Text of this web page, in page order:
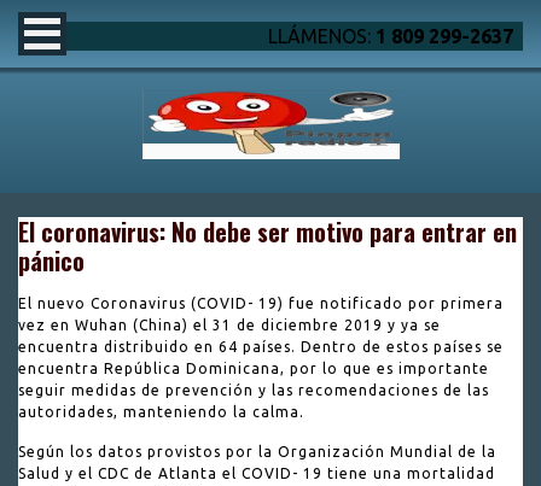
LLÁMENOS: 1 809 299-2637
El coronavirus: No debe ser motivo para entrar en
pánico
El nuevo Coronavirus (COVID- 19) fue notificado por primera
vez en Wuhan (China) el 31 de diciembre 2019 y ya se
encuentra distribuido en 64 países. Dentro de estos países se
encuentra República Dominicana, por lo que es importante
seguir medidas de prevención y las recomendaciones de las
autoridades, manteniendo la calma.
Según los datos provistos por la Organización Mundial de la
Salud y el CDC de Atlanta el COVID- 19 tiene una mortalidad